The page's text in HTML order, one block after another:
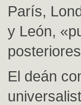
París,
y León,
El deán